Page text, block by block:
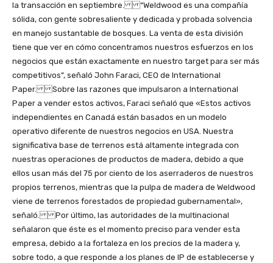
la transacción en septiembre. “Weldwood es una compañía
sólida, con gente sobresaliente y dedicada y probada solvencia
en manejo sustantable de bosques. La venta de esta división
tiene que ver en cómo concentramos nuestros esfuerzos en los
negocios que están exactamente en nuestro target para ser más
competitivos”, señaló John Faraci, CEO de International
Paper. Sobre las razones que impulsaron a International
Paper a vender estos activos, Faraci señaló que «Estos activos
independientes en Canadá están basados en un modelo
operativo diferente de nuestros negocios en USA. Nuestra
significativa base de terrenos está altamente integrada con
nuestras operaciones de productos de madera, debido a que
ellos usan más del 75 por ciento de los aserraderos de nuestros
propios terrenos, mientras que la pulpa de madera de Weldwood
viene de terrenos forestados de propiedad gubernamental»,
señaló. Por último, las autoridades de la multinacional
señalaron que éste es el momento preciso para vender esta
empresa, debido a la fortaleza en los precios de la madera y,
sobre todo, a que responde a los planes de IP de establecerse y